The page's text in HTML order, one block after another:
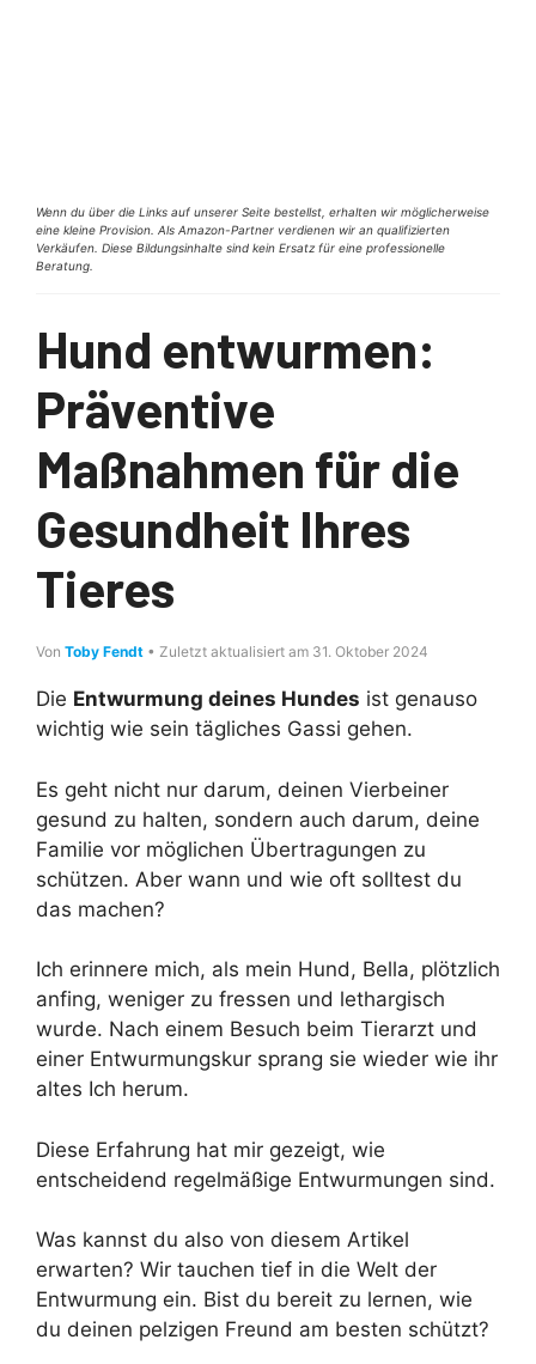
Wenn du über die Links auf unserer Seite bestellst, erhalten wir möglicherweise
eine kleine Provision. Als Amazon-Partner verdienen wir an qualifizierten
Verkäufen. Diese Bildungsinhalte sind kein Ersatz für eine professionelle
Beratung.
Hund entwurmen:
Präventive
Maßnahmen für die
Gesundheit Ihres
Tieres
Von Toby Fendt • Zuletzt aktualisiert am 31. Oktober 2024
Die Entwurmung deines Hundes ist genauso
wichtig wie sein tägliches Gassi gehen.
Es geht nicht nur darum, deinen Vierbeiner
gesund zu halten, sondern auch darum, deine
Familie vor möglichen Übertragungen zu
schützen. Aber wann und wie oft solltest du
das machen?
Ich erinnere mich, als mein Hund, Bella, plötzlich
anfing, weniger zu fressen und lethargisch
wurde. Nach einem Besuch beim Tierarzt und
einer Entwurmungskur sprang sie wieder wie ihr
altes Ich herum.
Diese Erfahrung hat mir gezeigt, wie
entscheidend regelmäßige Entwurmungen sind.
Was kannst du also von diesem Artikel
erwarten? Wir tauchen tief in die Welt der
Entwurmung ein. Bist du bereit zu lernen, wie
du deinen pelzigen Freund am besten schützt?